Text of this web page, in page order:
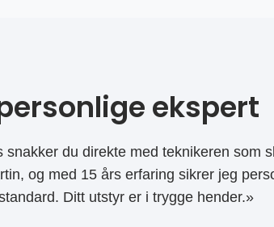
ekspert
snakker du direkte med teknikeren som
og med 15 års erfaring sikrer jeg
Ditt utstyr er i trygge hender.»